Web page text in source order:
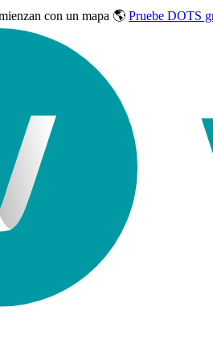
con un mapa 🌎 Pruebe DOTS